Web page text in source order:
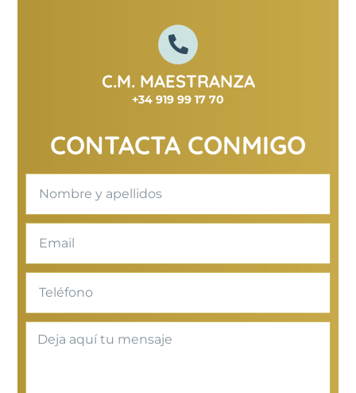
C.M. MAESTRANZA
+34 919 99 17 70
CONTACTA CONMIGO